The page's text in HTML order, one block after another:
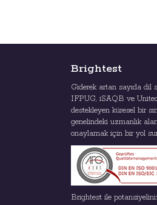
Brightest
Giderek artan sayıda dil
IFPUG, iSAQB ve
destekleyen küresel bir
genelindeki uzmanlık
onaylamak için bir yol
Brightest ile